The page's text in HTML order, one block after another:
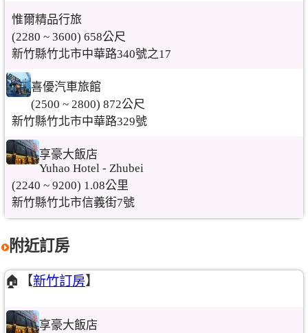
惟爾精品行旅
(2280 ~ 3600) 658公尺
新竹縣竹北市中華路340號之17
喜優汽車旅館
(2500 ~ 2800) 872公尺
新竹縣竹北市中華路329號
享豪大飯店
Yuhao Hotel - Zhubei
(2240 ~ 9200) 1.08公里
新竹縣竹北市信義街7號
附近訂房
🏠【新竹訂房】
享豪大飯店